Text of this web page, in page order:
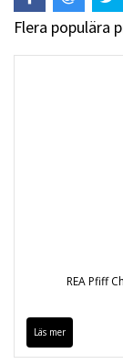
Flera populära
REA Pfiff
Läs mer